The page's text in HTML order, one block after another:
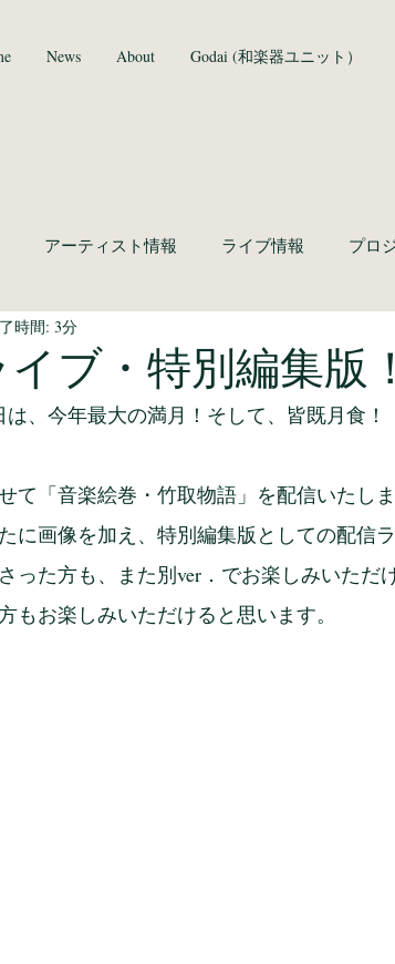
News About Godai (和楽器ユニット）
アーティスト情報 ライブ情報 プロ
ブ・特別編集版！
時間: 3分
は、今年最大の満月！そして、皆既月食！
て「音楽絵巻・竹取物語」を配信いたしま
に画像を加え、特別編集版としての配信ラ
った方も、また別ver．でお楽しみいただ
もお楽しみいただけると思います。